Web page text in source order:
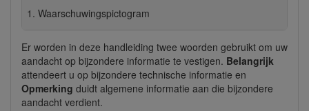
Waarschuwingspictogram
Er worden in deze handleiding twee woorden gebruikt om uw
aandacht op bijzondere informatie te vestigen. Belangrijk
attendeert u op bijzondere technische informatie en
Opmerking duidt algemene informatie aan die bijzondere
aandacht verdient.